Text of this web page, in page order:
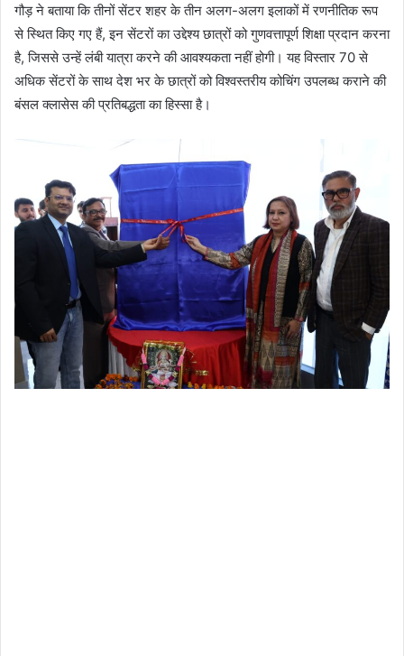
गौड़ ने बताया कि तीनों सेंटर शहर के तीन अलग-अलग इलाकों में रणनीतिक रूप
से स्थित किए गए हैं, इन सेंटरों का उद्देश्य छात्रों को गुणवत्तापूर्ण शिक्षा प्रदान करना
है, जिससे उन्हें लंबी यात्रा करने की आवश्यकता नहीं होगी। यह विस्तार 70 से
अधिक सेंटरों के साथ देश भर के छात्रों को विश्वस्तरीय कोचिंग उपलब्ध कराने की
बंसल क्लासेस की प्रतिबद्धता का हिस्सा है।